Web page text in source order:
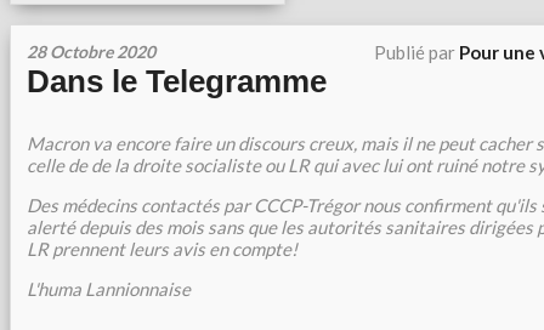
28 Octobre 2020 Publié par Pour une
Dans le Telegramme
Macron va encore faire un discours creux, mais il ne peut cacher
celle de de la droite socialiste ou LR qui avec lui ont ruiné notre
Des médecins contactés par CCCP-Trégor nous confirment
alerté depuis des mois sans que les autorités sanitaires dirigées
LR prennent leurs avis en compte!
L'huma Lannionnaise